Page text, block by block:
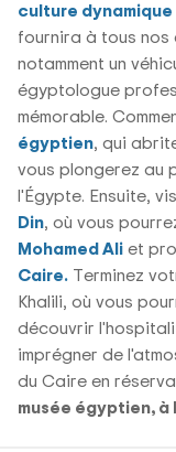
culture
fournira à tous nos
notamment un
égyptologue
mémorable.
égyptien, qui
vous plongerez au
l'Égypte. Ensuite,
Din, où vous
Mohamed Aliet
Caire. Terminez
Khalili, où vous
découvrir
imprégner de
du Caire en
musée égyptien,